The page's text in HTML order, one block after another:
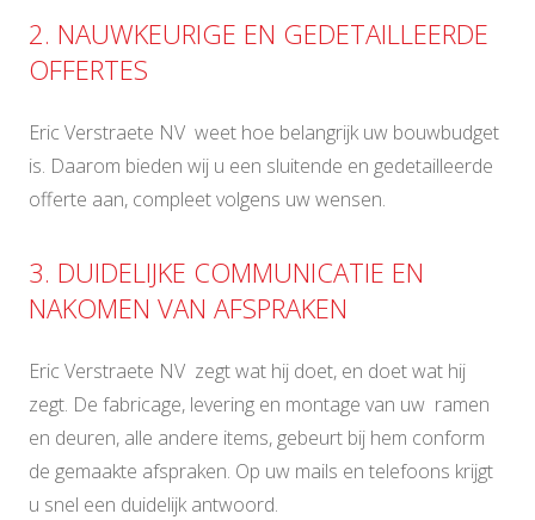
2. NAUWKEURIGE EN GEDETAILLEERDE
OFFERTES
Eric Verstraete NV weet hoe belangrijk uw bouwbudget
is. Daarom bieden wij u een sluitende en gedetailleerde
offerte aan, compleet volgens uw wensen.
3. DUIDELIJKE COMMUNICATIE EN
NAKOMEN VAN AFSPRAKEN
Eric Verstraete NV zegt wat hij doet, en doet wat hij
zegt. De fabricage, levering en montage van uw ramen
en deuren, alle andere items, gebeurt bij hem conform
de gemaakte afspraken. Op uw mails en telefoons krijgt
u snel een duidelijk antwoord.